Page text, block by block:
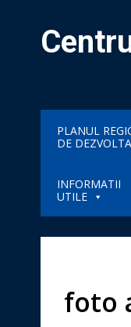
PLANUL
DE
INFORMATII
UTILE
foto